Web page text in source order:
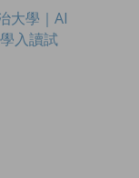
大學｜AI
入讀試